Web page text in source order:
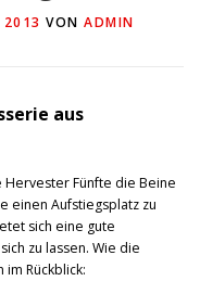
SPIELT HEUTE?
2013 VON ADMIN
aus
Fünfte die Beine
einen Aufstiegsplatz zu
sich eine gute
zu lassen. Wie die
Rückblick: